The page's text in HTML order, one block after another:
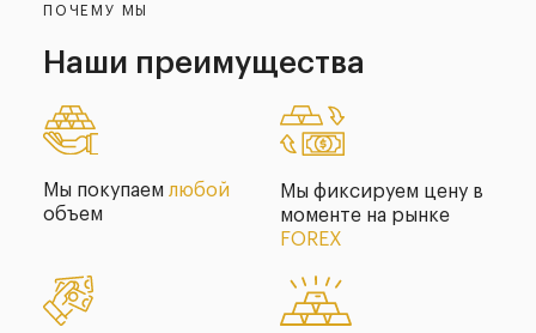
ПОЧЕМУ МЫ
Наши преимущества
Мы покупаем любой
объем
Мы фиксируем цену в
моменте на рынке
FOREX